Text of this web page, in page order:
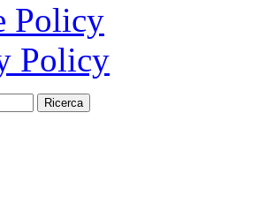
Policy
Policy